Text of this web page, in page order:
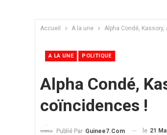
Accueil A la une Alpha Condé,
A LA UNE POLITIQUE
Alpha Condé,
coïncidences !
Publié Par Guinee7.com le 21